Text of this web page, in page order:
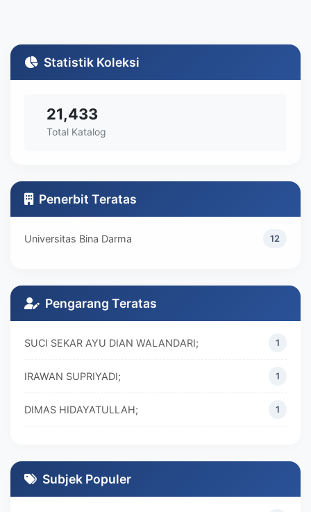
Statistik Koleksi
21,433
Total Katalog
Penerbit Teratas
Universitas Bina Darma 12
Pengarang Teratas
SUCI SEKAR AYU DIAN WALANDARI; 1
IRAWAN SUPRIYADI; 1
DIMAS HIDAYATULLAH; 1
DIVA MARISKA;
Subjek Populer